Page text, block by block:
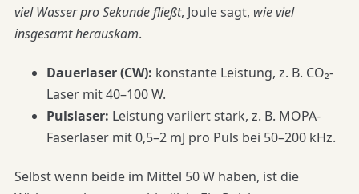
viel Wasser pro Sekunde fließt, Joule sagt, wie viel
insgesamt herauskam.
Dauerlaser (CW): konstante Leistung, z. B. CO₂-
Laser mit 40–100 W.
Pulslaser: Leistung variiert stark, z. B. MOPA-
Faserlaser mit 0,5–2 mJ pro Puls bei 50–200 kHz.
Selbst wenn beide im Mittel 50 W haben, ist die